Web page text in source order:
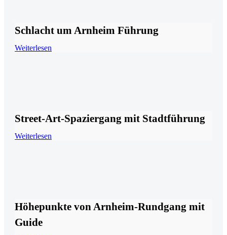
Schlacht um Arnheim Führung
Weiterlesen
Street-Art-Spaziergang mit Stadtführung
Weiterlesen
Höhepunkte von Arnheim-Rundgang mit
Guide